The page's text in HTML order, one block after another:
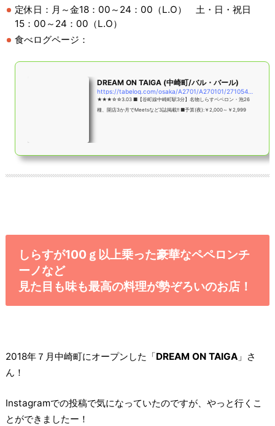
定休日：月～金18：00～24：00（L.O） 土・日・祝日
15：00～24：00（L.O）
食べログページ：
DREAM ON TAIGA (中崎町/バル・バール)
★★★☆☆3.03 ■【谷町線中崎町駅3分】名物しらすペペロン・泡26
種、開店3か月でMeetsなど3誌掲載!! ■予算(夜):￥2,000～￥2,999
しらすが100ｇ以上乗った豪華なペペロンチ
ーノなど
見た目も味も最高の料理が勢ぞろいのお店！
2018年７月中崎町にオープンした「DREAM ON TAIGA」さ
ん！
Instagramでの投稿で気になっていたのですが、やっと行くこ
とができましたー！